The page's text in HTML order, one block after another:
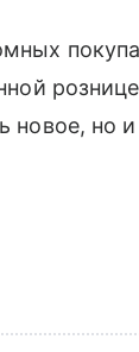
новое, но